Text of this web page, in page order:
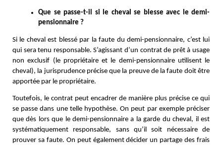
Que se passe-t-il si le cheval se blesse avec le demi-
pensionnaire ?
Si le cheval est blessé par la faute du demi-pensionnaire, c’est lui
qui sera tenu responsable. S’agissant d’un contrat de prêt à usage
non exclusif (le propriétaire et le demi-pensionnaire utilisent le
cheval), la jurisprudence précise que la preuve de la faute doit être
apportée par le propriétaire.
Toutefois, le contrat peut encadrer de manière plus précise ce qui
se passe dans une telle hypothèse. On peut par exemple préciser
que dès lors que le demi-pensionnaire a la garde du cheval, il est
systématiquement responsable, sans qu’il soit nécessaire de
prouver sa faute. On peut également décider un partage des frais